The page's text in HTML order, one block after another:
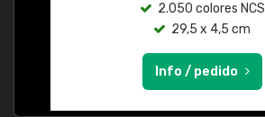
2.050 colores NCS
29,5 x 4,5 cm
Info / pedido